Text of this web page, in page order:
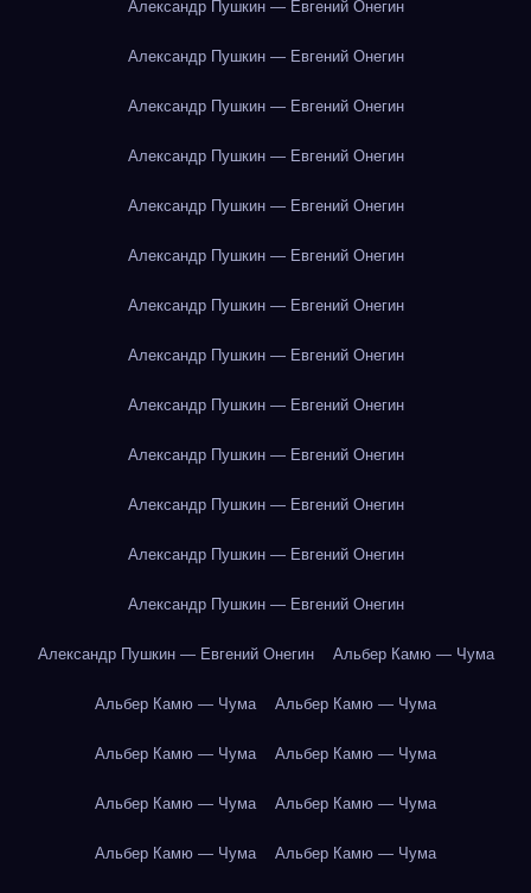
Александр Пушкин — Евгений Онегин
Александр Пушкин — Евгений Онегин
Александр Пушкин — Евгений Онегин
Александр Пушкин — Евгений Онегин
Александр Пушкин — Евгений Онегин
Александр Пушкин — Евгений Онегин
Александр Пушкин — Евгений Онегин
Александр Пушкин — Евгений Онегин
Александр Пушкин — Евгений Онегин
Александр Пушкин — Евгений Онегин
Александр Пушкин — Евгений Онегин
Александр Пушкин — Евгений Онегин
Александр Пушкин — Евгений Онегин
Александр Пушкин — Евгений Онегин Альбер Камю — Чума
Альбер Камю — Чума Альбер Камю — Чума
Альбер Камю — Чума Альбер Камю — Чума
Альбер Камю — Чума Альбер Камю — Чума
Альбер Камю — Чума Альбер Камю — Чума